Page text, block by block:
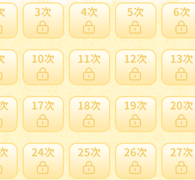
賃貸不動産管理の知識と実務 令和8(2026)年度版
更多此賣家商品
消防設備士 第1類 甲種・乙種(令和7年 下巻) 公論出版
更多此賣家商品